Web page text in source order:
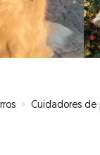
» Cuidadores de